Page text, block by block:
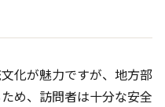
化が魅力ですが、地方部
め、訪問者は十分な安全